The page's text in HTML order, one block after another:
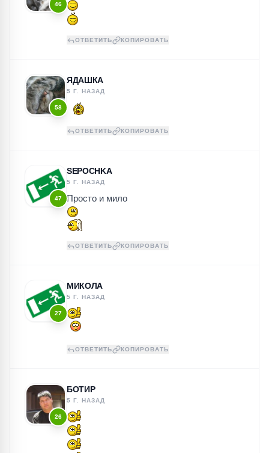
46
ОТВЕТИТЬ КОПИРОВАТЬ
58
ЯДАШКА
5 Г. НАЗАД
ОТВЕТИТЬ КОПИРОВАТЬ
47
SEPOCHKA
5 Г. НАЗАД
Просто и мило
ОТВЕТИТЬ КОПИРОВАТЬ
27
МИКОЛА
5 Г. НАЗАД
ОТВЕТИТЬ КОПИРОВАТЬ
26
БОТИР
5 Г. НАЗАД